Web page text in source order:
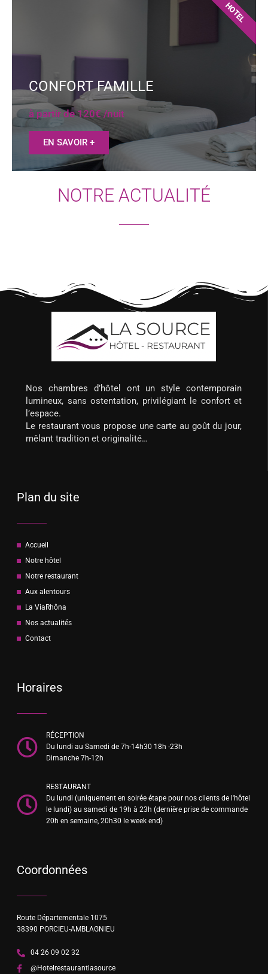
CONFORT FAMILLE
à partir de 120€ /nuit
EN SAVOIR +
HOTEL
NOTRE ACTUALITÉ
Nos chambres d’hôtel ont un style contemporain
lumineux, sans ostentation, privilégiant le confort et
l’espace.
Le restaurant vous propose une carte au goût du jour,
mêlant tradition et originalité…
Plan du site
Accueil
Notre hôtel
Notre restaurant
Aux alentours
La ViaRhôna
Nos actualités
Contact
Horaires
RÉCEPTION
Du lundi au Samedi de 7h-14h30 18h -23h
Dimanche 7h-12h
RESTAURANT
Du lundi (uniquement en soirée étape pour nos clients de l'hôtel
le lundi) au samedi de 19h à 23h (dernière prise de commande
20h en semaine, 20h30 le week end)
Coordonnées
Route Départementale 1075
38390 PORCIEU-AMBLAGNIEU
04 26 09 02 32
@Hotelrestaurantlasource